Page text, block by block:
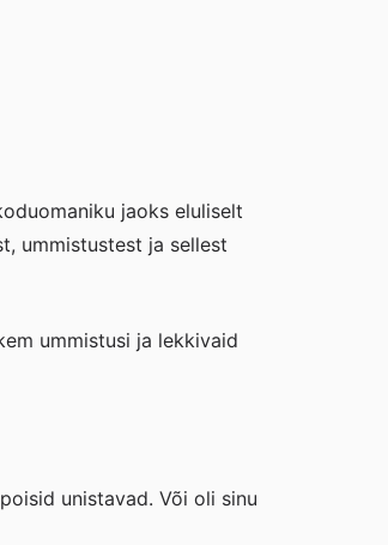
jaoks eluliselt
ummistustest ja sellest
ummistusi ja lekkivaid
unistavad. Või oli sinu